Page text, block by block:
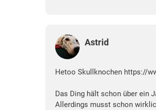
Astrid
Hetoo Skullknochen https://
Das Ding hält schon über ein
Allerdings musst schon